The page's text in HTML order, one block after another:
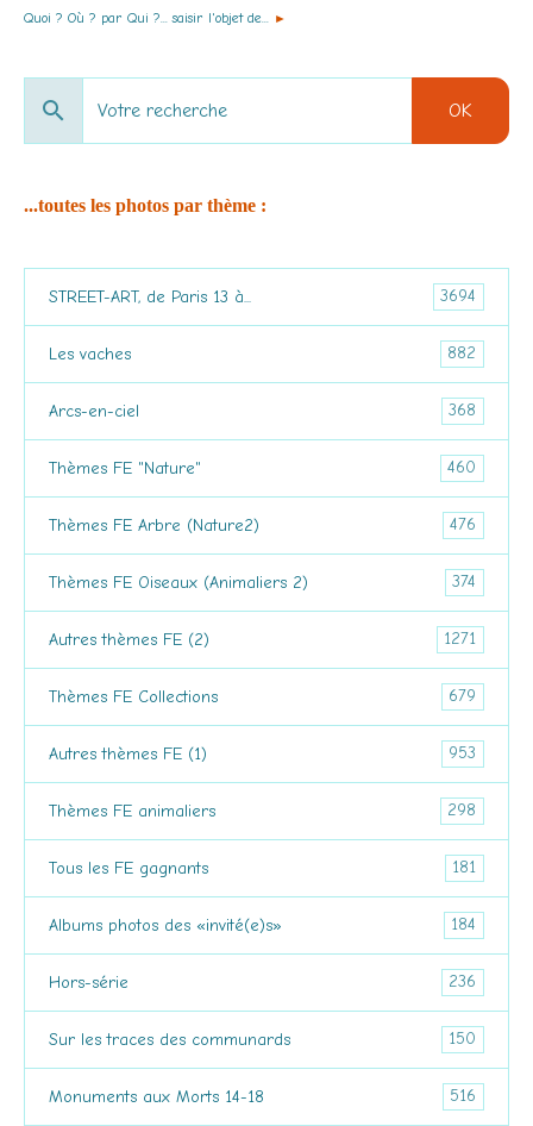
Quoi ? Où ? par Qui ?... saisir l'objet de... ►
OK
...toutes les photos par thème :
STREET-ART, de Paris 13 à... 3694
Les vaches 882
Arcs-en-ciel 368
Thèmes FE "Nature" 460
Thèmes FE Arbre (Nature2) 476
Thèmes FE Oiseaux (Animaliers 2) 374
Autres thèmes FE (2) 1271
Thèmes FE Collections 679
Autres thèmes FE (1) 953
Thèmes FE animaliers 298
Tous les FE gagnants 181
Albums photos des «invité(e)s» 184
Hors-série 236
Sur les traces des communards 150
Monuments aux Morts 14-18 516